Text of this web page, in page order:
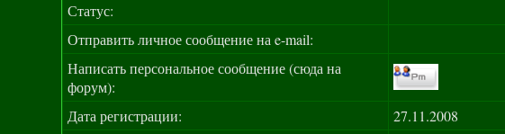
Статус:
Отправить личное сообщение на e-mail:
Написать персональное сообщение (сюда на
форум):
Дата регистрации:
27.11.2008